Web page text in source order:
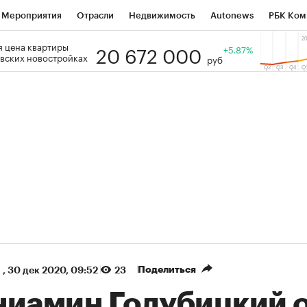
Мероприятия Отрасли Недвижимость Autonews РБК
РБК Образование Тренды
цена квартиры
новостройках
20 672 000 руб
+5.87%
, 30 дек 2020, 09:52 23 Поделиться